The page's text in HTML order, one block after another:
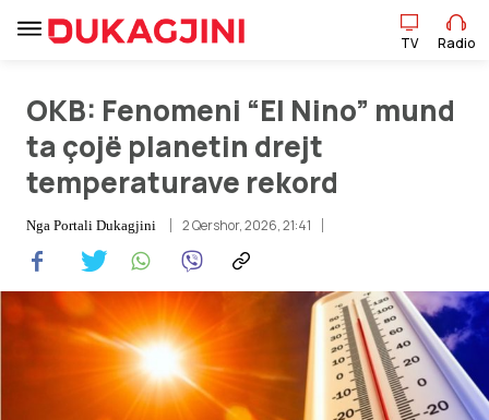
Lajme
Sport
Pikëpamje
TV Radio
OKB: Fenomeni “El Nino” mund
ta çojë planetin drejt
temperaturave rekord
Nga Portali Dukagjini 2 Qershor, 2026, 21:41